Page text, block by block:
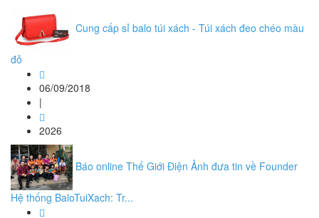
Cung cấp sỉ balo túi xách - Túi xách đeo chéo màu
đỏ
06/09/2018
|
2026
Báo online Thế Giới Điện Ảnh đưa tin về Founder
Hệ thống BaloTuiXach: Tr...